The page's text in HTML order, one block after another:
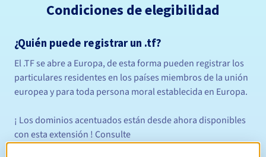
Condiciones de elegibilidad
¿Quién puede registrar un .tf?
El .TF se abre a Europa, de esta forma pueden registrar los
particulares residentes en los países miembros de la unión
europea y para toda persona moral establecida en Europa.
¡ Los dominios acentuados están desde ahora disponibles
con esta extensión ! Consulte